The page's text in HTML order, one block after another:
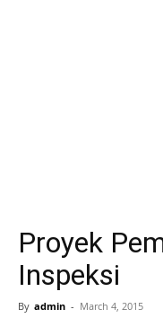
Proyek
Inspeksi
By admin - March 4, 2015